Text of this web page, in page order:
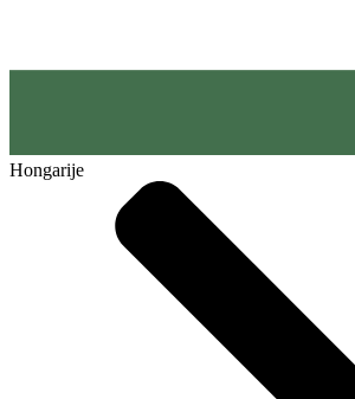
Hongarije